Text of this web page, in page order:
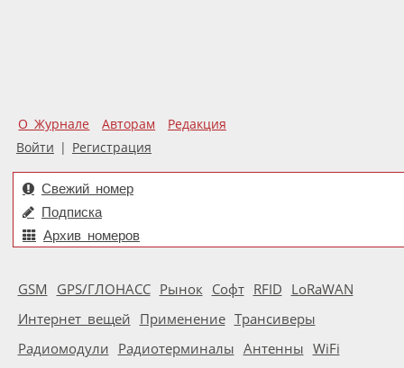
О Журнале Авторам
Редакция
Войти | Регистрация
Свежий номер
Подписка
Архив номеров
GSM GPS/ГЛОНАСС Рынок Софт RFID LoRaWAN
Интернет вещей Применение Трансиверы
Радиомодули Радиотерминалы Антенны WiFi